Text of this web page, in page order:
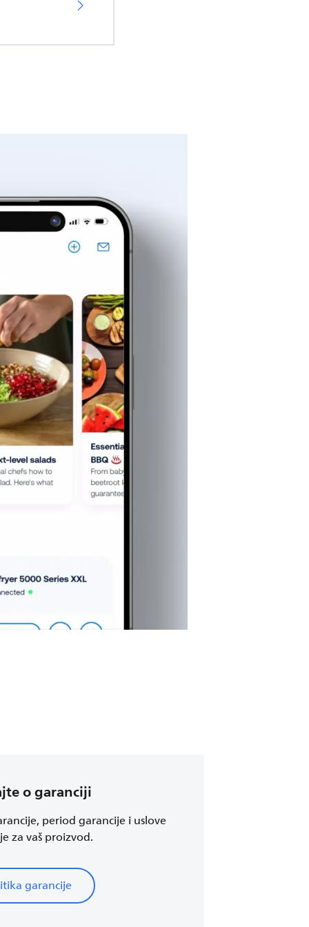
o garanciji
period garancije i uslove
za vaš proizvod.
garancije